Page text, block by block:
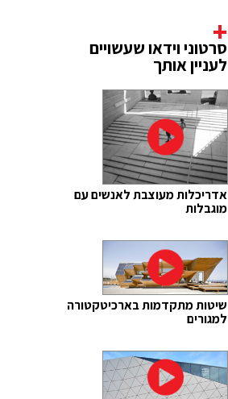
סרטוני וידאו שעשויים
לעניין אותך
אדריכלות מעוצבת לאנשים עם
מוגבלות
שיטות מתקדמות בארכיטקטורה
למגורים